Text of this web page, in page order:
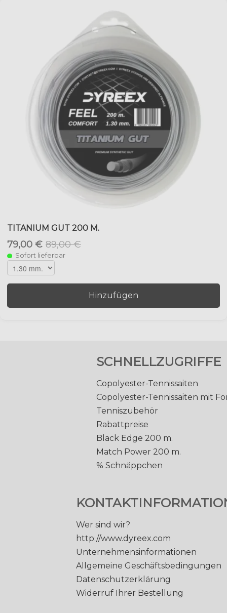
TITANIUM GUT 200 M.
79,00 € 89,00 €
Sofort lieferbar
Hinzufügen
SCHNELLZUGRIFFE
Copolyester-Tennissaiten
Copolyester-Tennissaiten mit
Tenniszubehör
Rabattpreise
Black Edge 200 m.
Match Power 200 m.
% Schnäppchen
Wer sind wir?
http://www.dyreex.com
Unternehmensinformationen
Allgemeine Geschäftsbedingungen
Datenschutzerklärung
Widerruf Ihrer Bestellung